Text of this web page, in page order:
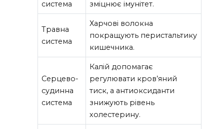
система
зміцнює імунітет.
Травна
система
Харчові волокна
покращують перистальтику
кишечника.
Серцево-
судинна
система
Калій допомагає
регулювати кров’яний
тиск, а антиоксиданти
знижують рівень
холестерину.